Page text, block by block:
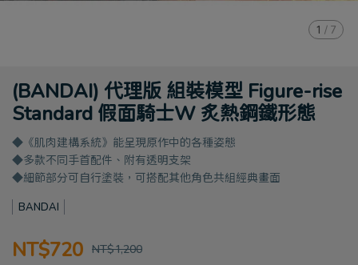
1 / 7
(BANDAI) 代理版 組裝模型 Figure-rise
Standard 假面騎士W 炙熱鋼鐵形態
◆《肌肉建構系統》能呈現原作中的各種姿態
◆多款不同手首配件、附有透明支架
◆細節部分可自行塗裝，可搭配其他角色共組經典畫面
BANDAI
NT$720 NT$1,200